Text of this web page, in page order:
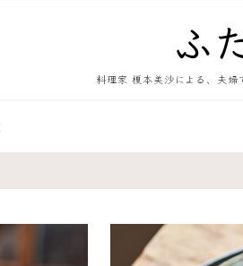
料理家 榎本美沙による、夫婦